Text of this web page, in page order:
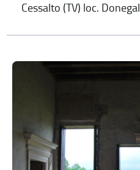
Cessalto (TV) loc. Donegal